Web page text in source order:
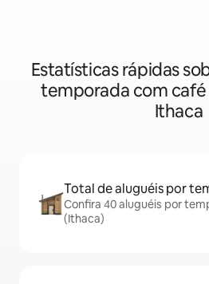
Estatísticas rápidas
temporada com
Ithaca
Total de aluguéis por
Confira 40 aluguéis por
(Ithaca)